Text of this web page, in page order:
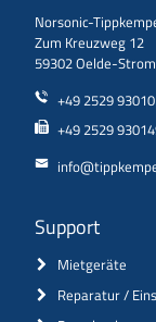
Norsonic-
Zum Kreuzweg 12
59302 Oelde-
+49 2529 93010
+49 2529
Support
Mietgeräte
Reparatur /